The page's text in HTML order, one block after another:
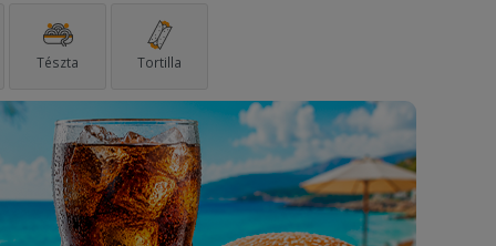
Tészta Tortilla